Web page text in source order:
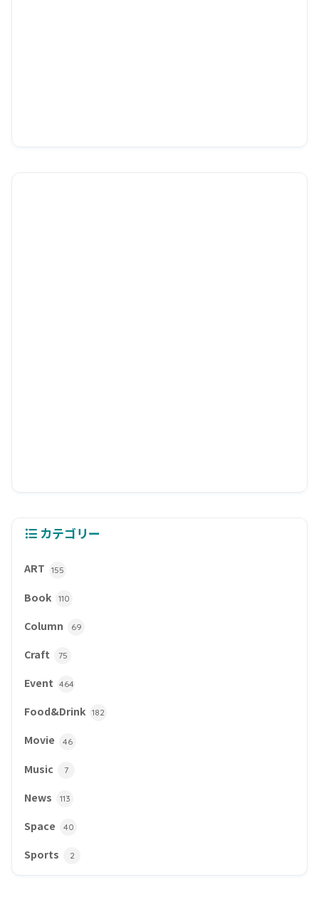
カテゴリー
ART 155
Book 110
Column 69
Craft 75
Event 464
Food&Drink 182
Movie 46
Music 7
News 113
Space 40
Sports 2